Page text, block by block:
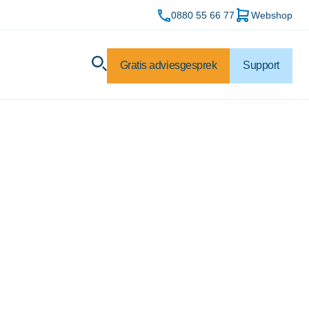
0880 55 66 77 Webshop
Gratis adviesgesprek Support